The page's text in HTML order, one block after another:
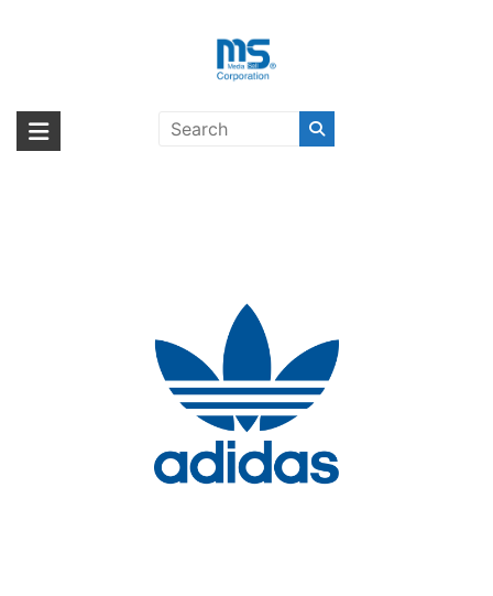
海外輸入ブランド商品｜株式会社
海外事業部が取り揃えている海外輸入商品には、日本では珍しい「海外ブ
ランド」をはじめ「ユニークな商品」「機能的な商品」「コストパフォー
ジナルス〕